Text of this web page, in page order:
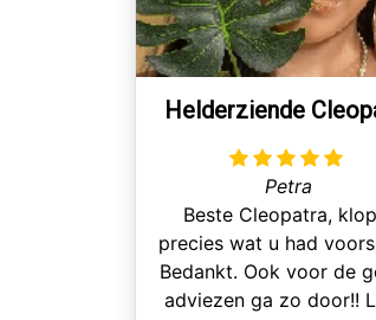
Helderziende
Petra
Beste Cleopatra,
precies wat u had
Bedankt. Ook voor de
adviezen ga zo door!!